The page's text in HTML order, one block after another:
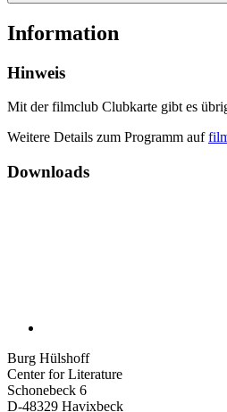
Information
Hinweis
Mit der filmclub Clubkarte gibt es
Weitere Details zum Programm auf
Downloads
Burg Hülshoff
Center for Literature
Schonebeck 6
D-48329 Havixbeck